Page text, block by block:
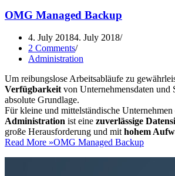
OMG Managed Backup
4. July 20184. July 2018
2 Comments
Administration
Um reibungslose Arbeitsabläufe zu
Verfügbarkeit von Unternehmensdaten und
absolute Grundlage.
Für kleine und mittelständische Unternehmen
Administration ist eine zuverlässige
große Herausforderung und mit hohem
Read More »OMG Managed Backup